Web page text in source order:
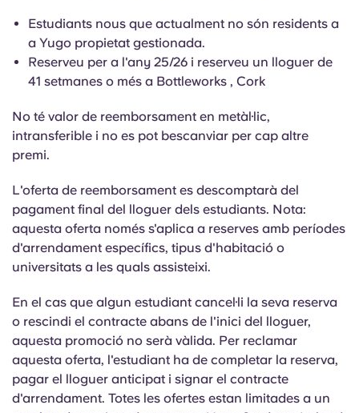
Català
Deutsch
Italian
Portuguese
Estudiants nous que actualment no són residents a
a Yugo propietat gestionada.
Reserveu per a l'any 25/26 i reserveu un lloguer de
41 setmanes o més a Bottleworks , Cork
No té valor de reemborsament en metàl·lic,
intransferible i no es pot bescanviar per cap altre
premi.
L'oferta de reemborsament es descomptarà del
pagament final del lloguer dels estudiants. Nota:
aquesta oferta només s'aplica a reserves amb períodes
d'arrendament específics, tipus d'habitació o
universitats a les quals assisteixi.
En el cas que algun estudiant cancel·li la seva reserva
o rescindi el contracte abans de l'inici del lloguer,
aquesta promoció no serà vàlida. Per reclamar
aquesta oferta, l'estudiant ha de completar la reserva,
pagar el lloguer anticipat i signar el contracte
d'arrendament. Totes les ofertes estan limitades a un